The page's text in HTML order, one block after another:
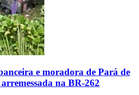
e moradora de Pará de
na BR-262